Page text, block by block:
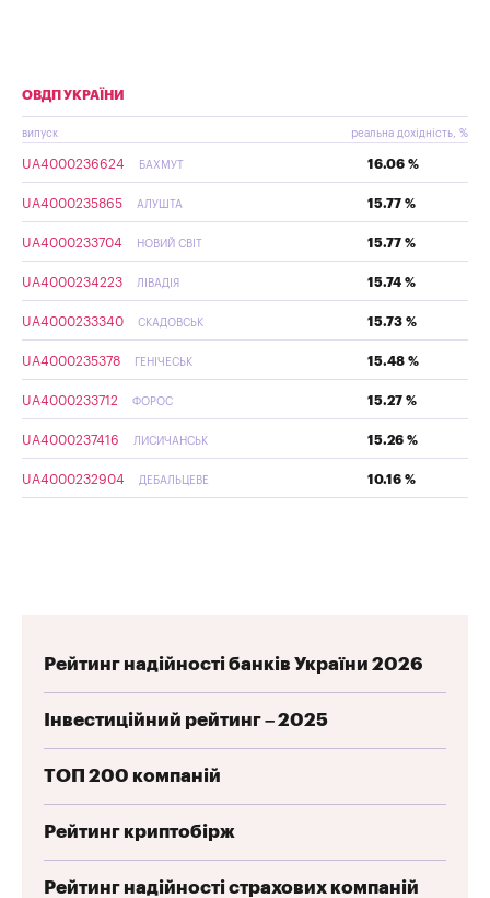
ОВДП УКРАЇНИ
випуск реальна дохідність, %
UA4000236624 БАХМУТ 16.06 %
UA4000235865 АЛУШТА 15.77 %
UA4000233704 НОВИЙ СВІТ 15.77 %
UA4000234223 ЛІВАДІЯ 15.74 %
UA4000233340 СКАДОВСЬК 15.73 %
UA4000235378 ГЕНІЧЕСЬК 15.48 %
UA4000233712 ФОРОС 15.27 %
UA4000237416 ЛИСИЧАНСЬК 15.26 %
UA4000232904 ДЕБАЛЬЦЕВЕ 10.16 %
Рейтинг надійності банків України 2026
Інвестиційний рейтинг – 2025
ТОП 200 компаній
Рейтинг криптобірж
Рейтинг надійності страхових компаній